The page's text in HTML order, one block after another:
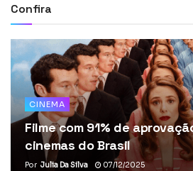
Confira
CINEMA
Filme com 91% de
cinemas do Brasil
Por Julia Da Silva 07/12/2025